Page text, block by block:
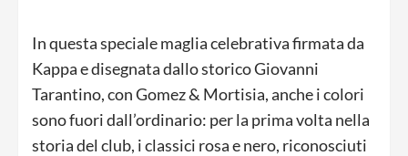
In questa speciale maglia celebrativa firmata da
Kappa e disegnata dallo storico Giovanni
Tarantino, con Gomez & Mortisia, anche i colori
sono fuori dall’ordinario: per la prima volta nella
storia del club, i classici rosa e nero, riconosciuti